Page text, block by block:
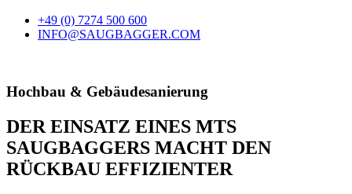
+49 (0) 7274 500 600
INFO@SAUGBAGGER.COM
Hochbau & Gebäudesanierung
DER EINSATZ EINES MTS
SAUGBAGGERS MACHT DEN
RÜCKBAU EFFIZIENTER